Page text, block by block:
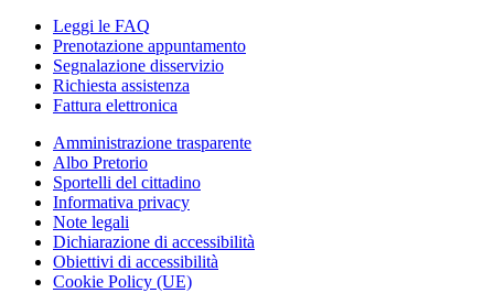
Leggi le FAQ
Prenotazione appuntamento
Segnalazione disservizio
Richiesta assistenza
Fattura elettronica
Amministrazione trasparente
Albo Pretorio
Sportelli del cittadino
Informativa privacy
Note legali
Dichiarazione di accessibilità
Obiettivi di accessibilità
Cookie Policy (UE)